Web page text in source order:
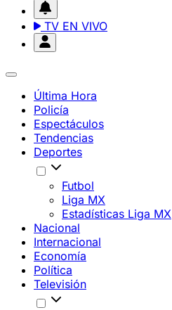
TV EN VIVO
Última Hora
Policía
Espectáculos
Tendencias
Deportes
Futbol
Liga MX
Estadísticas Liga MX
Nacional
Internacional
Economía
Política
Televisión